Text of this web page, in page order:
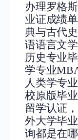
办理罗格
业证成绩
典与古代
语语言文
历史专业
学专业
人类学专
校原版毕
留学认证
外大学毕
询都是在